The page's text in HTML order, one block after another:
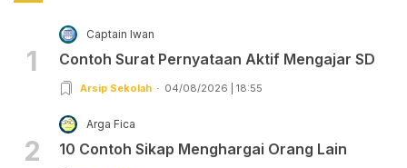
1
Captain Iwan
Contoh Surat Pernyataan Aktif Mengajar SD
Arsip Sekolah 04/08/2026 | 18:55
2
Arga Fica
10 Contoh Sikap Menghargai Orang Lain